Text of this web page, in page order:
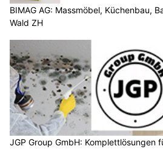
BIMAG AG: Massmöbel, Küchenbau,
Wald ZH
JGP Group GmbH: Komplettlösungen